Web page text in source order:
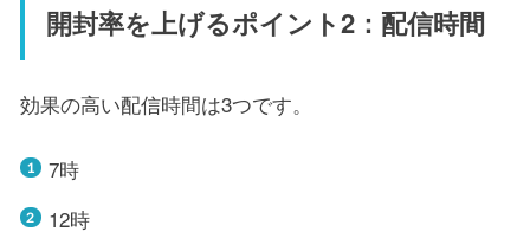
開封率を上げるポイント2：配信時間
効果の高い配信時間は3つです。
7時
12時